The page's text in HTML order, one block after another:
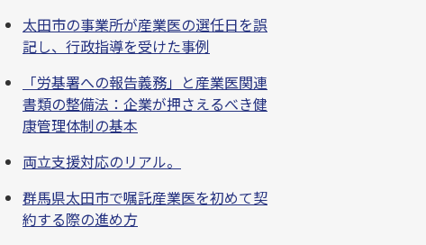
太田市の事業所が産業医の選任日を誤
記し、行政指導を受けた事例
「労基署への報告義務」と産業医関連
書類の整備法：企業が押さえるべき健
康管理体制の基本
両立支援対応のリアル。
群馬県太田市で嘱託産業医を初めて契
約する際の進め方